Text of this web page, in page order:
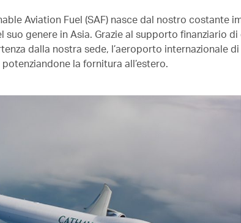
Aviation Fuel (SAF) nasce dal nostro costante
genere in Asia. Grazie al supporto finanziario
dalla nostra sede, l’aeroporto internazionale
la fornitura all’estero.